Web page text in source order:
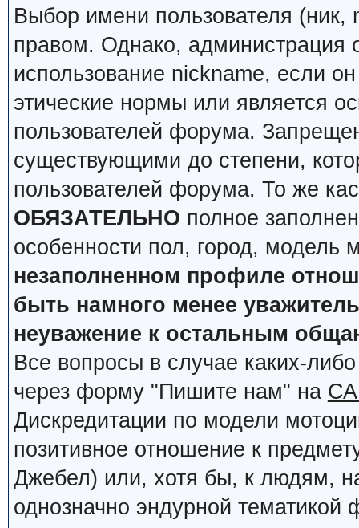
Выбор имени пользователя (ник,
правом. Однако, администрация
использование nickname, если
этические нормы или является
пользователей форума.
существующими до степени,
пользователей форума. То же
ОБЯЗАТЕЛЬНО полное
особенности пол, город, модель
незаполненном профиле
быть намного менее
неуважение к остальным
Все вопросы в случае каких-
через форму "Пишите нам" на
Дискредитации по модели
позитивное отношение к
Джебел) или, хотя бы, к людям,
однозначно эндурной тематикой